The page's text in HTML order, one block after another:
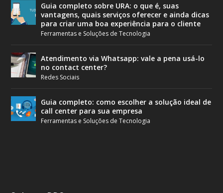
Guia completo sobre URA: o que é, suas
vantagens, quais serviços oferecer e ainda dicas
para criar uma boa experiência para o cliente
Ferramentas e Soluções de Tecnologia
Atendimento via Whatsapp: vale a pena usá-lo
no contact center?
Redes Sociais
Guia completo: como escolher a solução ideal de
call center para sua empresa
Ferramentas e Soluções de Tecnologia